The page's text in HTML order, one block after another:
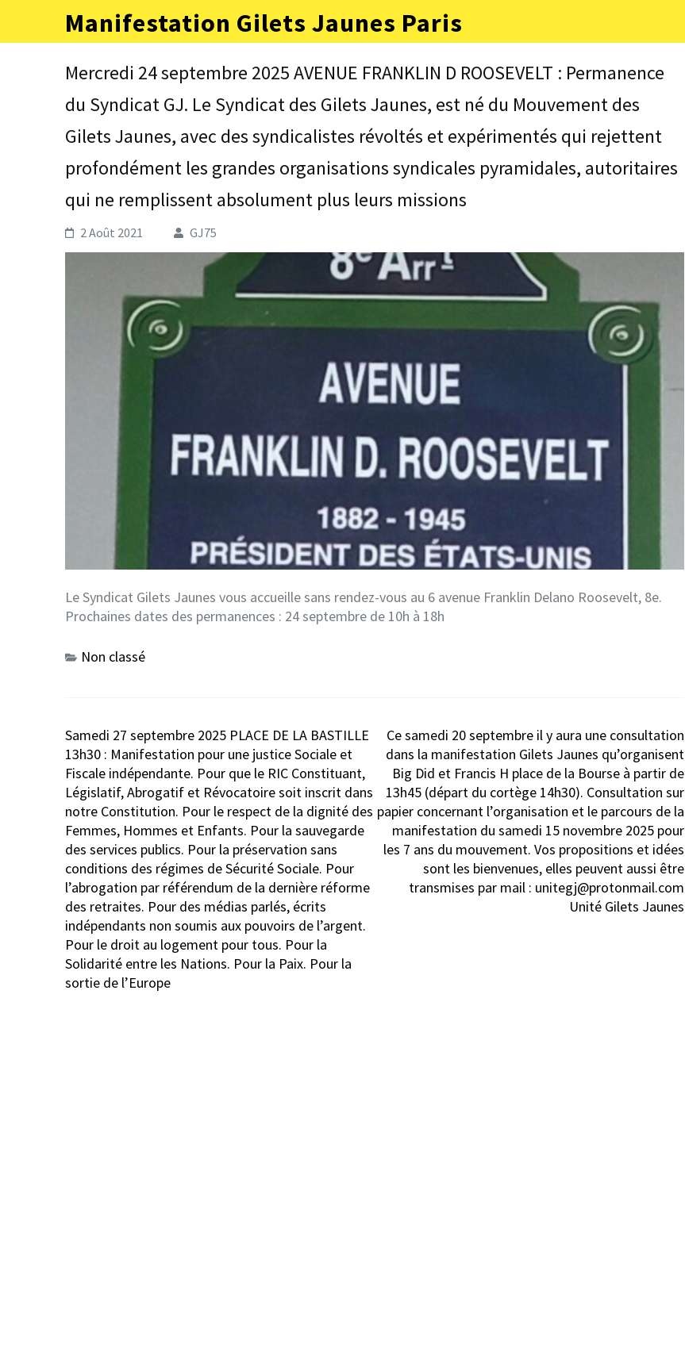
contenu
Manifestation Gilets Jaunes Paris
Mercredi 24 septembre 2025 AVENUE FRANKLIN D ROOSEVELT : Permanence
du Syndicat GJ. Le Syndicat des Gilets Jaunes, est né du Mouvement des
Gilets Jaunes, avec des syndicalistes révoltés et expérimentés qui rejettent
profondément les grandes organisations syndicales pyramidales, autoritaires
qui ne remplissent absolument plus leurs missions
2 Août 2021 GJ75
Le Syndicat Gilets Jaunes vous accueille sans rendez-vous au 6 avenue Franklin Delano Roosevelt, 8e.
Prochaines dates des permanences : 24 septembre de 10h à 18h
Non classé
Navigation
de
l’article
Samedi 27 septembre 2025 PLACE DE LA BASTILLE
13h30 : Manifestation pour une justice Sociale et
Fiscale indépendante. Pour que le RIC Constituant,
Législatif, Abrogatif et Révocatoire soit inscrit dans
notre Constitution. Pour le respect de la dignité des
Femmes, Hommes et Enfants. Pour la sauvegarde
des services publics. Pour la préservation sans
conditions des régimes de Sécurité Sociale. Pour
l’abrogation par référendum de la dernière réforme
des retraites. Pour des médias parlés, écrits
indépendants non soumis aux pouvoirs de l’argent.
Pour le droit au logement pour tous. Pour la
Solidarité entre les Nations. Pour la Paix. Pour la
sortie de l’Europe
Ce samedi 20 septembre il y aura une consultation
dans la manifestation Gilets Jaunes qu’organisent
Big Did et Francis H place de la Bourse à partir de
13h45 (départ du cortège 14h30). Consultation sur
papier concernant l’organisation et le parcours de la
manifestation du samedi 15 novembre 2025 pour
les 7 ans du mouvement. Vos propositions et idées
sont les bienvenues, elles peuvent aussi être
transmises par mail : unitegj@protonmail.com
Unité Gilets Jaunes